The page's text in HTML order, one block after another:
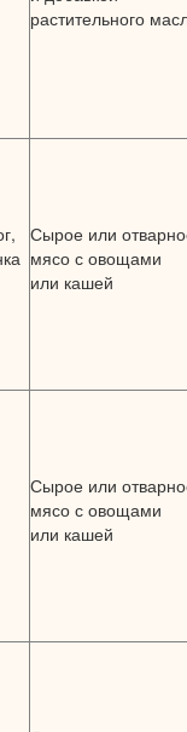
растительного
Сырое или
мясо с овощами
или кашей
Сырое или
мясо с овощами
или кашей